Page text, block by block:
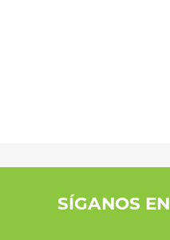
SÍGANOS EN